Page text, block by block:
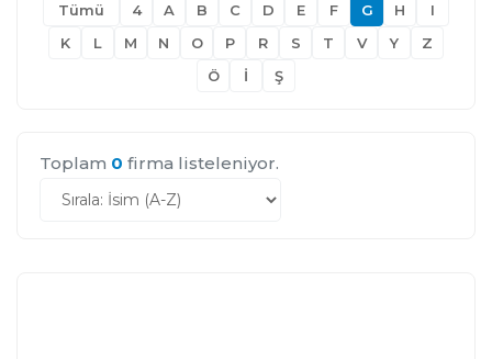
Tümü 4 A B C D E F G H
I
K
L M N O P R S T V Y
Z
Ö
İ Ş
Toplam 0 firma listeleniyor.